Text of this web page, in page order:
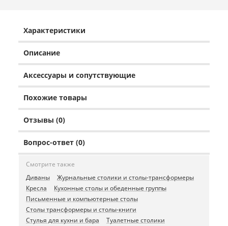
Характеристики
Описание
Аксессуары и сопутствующие
Похожие товары
Отзывы (0)
Вопрос-ответ (0)
Смотрите также
Диваны
Журнальные столики и столы-трансформеры
Кресла
Кухонные столы и обеденные группы
Письменные и компьютерные столы
Столы трансформеры и столы-книги
Стулья для кухни и бара
Туалетные столики